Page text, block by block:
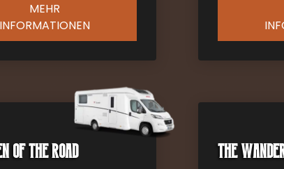
MEHR
INFORMATIONEN
of the Road The